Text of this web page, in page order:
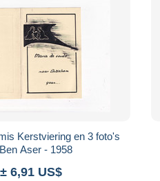
Kerstviering en 3 foto's
Aser - 1958
± 6,91 US$